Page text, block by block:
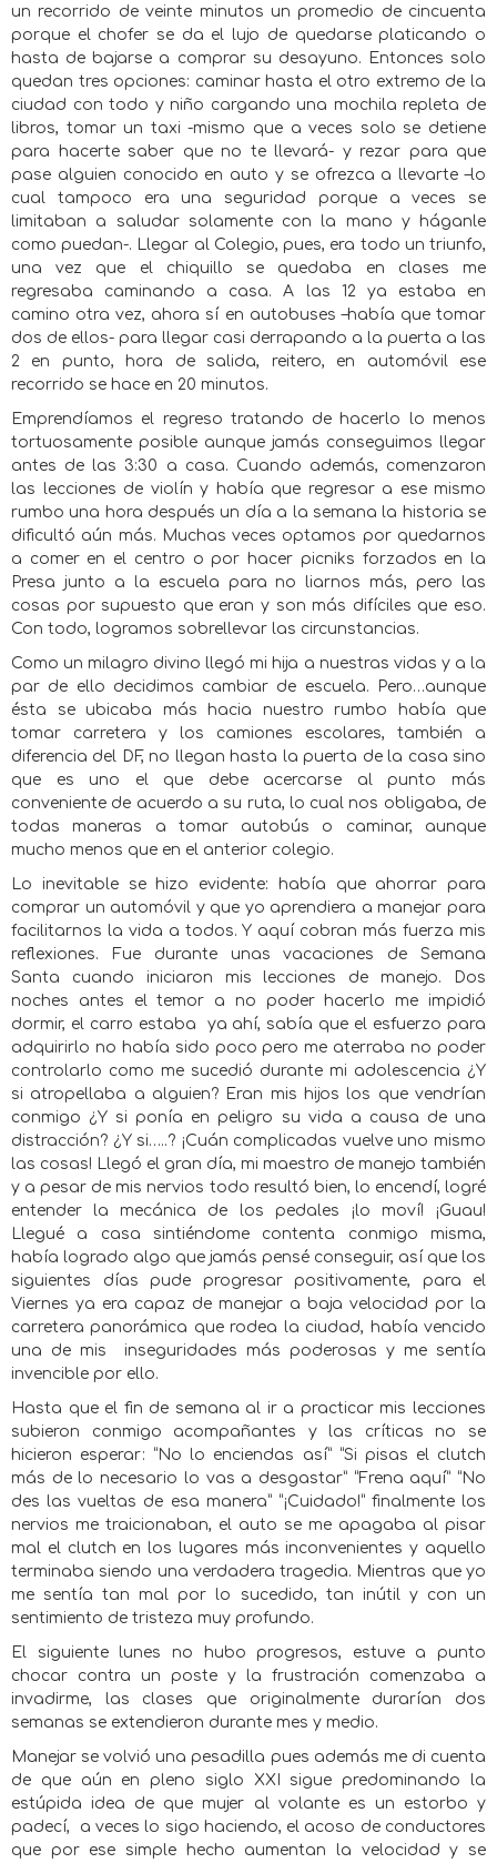
un recorrido de veinte minutos un promedio de cincuenta
porque el chofer se da el lujo de quedarse platicando o
hasta de bajarse a comprar su desayuno. Entonces solo
quedan tres opciones: caminar hasta el otro extremo de la
ciudad con todo y niño cargando una mochila repleta de
libros, tomar un taxi -mismo que a veces solo se detiene
para hacerte saber que no te llevará- y rezar para que
pase alguien conocido en auto y se ofrezca a llevarte –lo
cual tampoco era una seguridad porque a veces se
limitaban a saludar solamente con la mano y háganle
como puedan-. Llegar al Colegio, pues, era todo un triunfo,
una vez que el chiquillo se quedaba en clases me
regresaba caminando a casa. A las 12 ya estaba en
camino otra vez, ahora sí en autobuses –había que tomar
dos de ellos- para llegar casi derrapando a la puerta a las
2 en punto, hora de salida, reitero, en automóvil ese
recorrido se hace en 20 minutos.
Emprendíamos el regreso tratando de hacerlo lo menos
tortuosamente posible aunque jamás conseguimos llegar
antes de las 3:30 a casa. Cuando además, comenzaron
las lecciones de violín y había que regresar a ese mismo
rumbo una hora después un día a la semana la historia se
dificultó aún más. Muchas veces optamos por quedarnos
a comer en el centro o por hacer picniks forzados en la
Presa junto a la escuela para no liarnos más, pero las
cosas por supuesto que eran y son más difíciles que eso.
Con todo, logramos sobrellevar las circunstancias.
Como un milagro divino llegó mi hija a nuestras vidas y a la
par de ello decidimos cambiar de escuela. Pero…aunque
ésta se ubicaba más hacia nuestro rumbo había que
tomar carretera y los camiones escolares, también a
diferencia del DF, no llegan hasta la puerta de la casa sino
que es uno el que debe acercarse al punto más
conveniente de acuerdo a su ruta, lo cual nos obligaba, de
todas maneras a tomar autobús o caminar, aunque
mucho menos que en el anterior colegio.
Lo inevitable se hizo evidente: había que ahorrar para
comprar un automóvil y que yo aprendiera a manejar para
facilitarnos la vida a todos. Y aquí cobran más fuerza mis
reflexiones. Fue durante unas vacaciones de Semana
Santa cuando iniciaron mis lecciones de manejo. Dos
noches antes el temor a no poder hacerlo me impidió
dormir, el carro estaba
ya ahí, sabía que el esfuerzo para
adquirirlo no había sido poco pero me aterraba no poder
controlarlo como me sucedió durante mi adolescencia ¿Y
si atropellaba a alguien? Eran mis hijos los que vendrían
conmigo ¿Y si ponía en peligro su vida a causa de una
distracción? ¿Y si…..? ¡Cuán complicadas vuelve uno mismo
las cosas! Llegó el gran día, mi maestro de manejo también
y a pesar de mis nervios todo resultó bien, lo encendí, logré
entender la mecánica de los pedales ¡lo moví! ¡Guau!
Llegué a casa sintiéndome contenta conmigo misma,
había logrado algo que jamás pensé conseguir, así que los
siguientes días pude progresar positivamente, para el
Viernes ya era capaz de manejar a baja velocidad por la
carretera panorámica que rodea la ciudad, había vencido
una de mis
inseguridades más poderosas y me sentía
invencible por ello.
Hasta que el fin de semana al ir a practicar mis lecciones
subieron conmigo acompañantes y las críticas no se
hicieron esperar: “No lo enciendas así” “Si pisas el clutch
más de lo necesario lo vas a desgastar” “Frena aquí” “No
des las vueltas de esa manera” “¡Cuidado!” finalmente los
nervios me traicionaban, el auto se me apagaba al pisar
mal el clutch en los lugares más inconvenientes y aquello
terminaba siendo una verdadera tragedia. Mientras que yo
me sentía tan mal por lo sucedido, tan inútil y con un
sentimiento de tristeza muy profundo.
El siguiente lunes no hubo progresos, estuve a punto
chocar contra un poste y la frustración comenzaba a
invadirme, las clases que originalmente durarían dos
semanas se extendieron durante mes y medio.
Manejar se volvió una pesadilla pues además me di cuenta
de que aún en pleno siglo XXI sigue predominando la
estúpida idea de que mujer al volante es un estorbo y
padecí,
a veces lo sigo haciendo, el acoso de conductores
que por ese simple hecho aumentan la velocidad y se